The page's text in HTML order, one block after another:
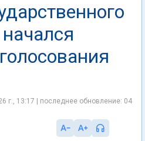
г., 13:17 | последнее обновление: 04